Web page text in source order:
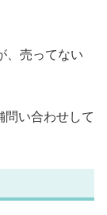
、売ってない
問い合わせして